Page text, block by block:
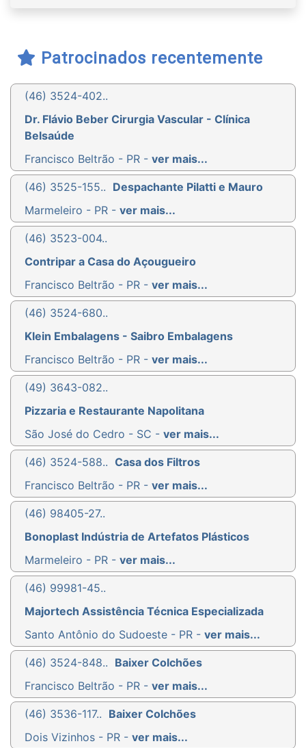
Patrocinados recentemente
(46) 3524-402..
Dr. Flávio Beber Cirurgia Vascular - Clínica
Belsaúde
Francisco Beltrão - PR - ver mais...
(46) 3525-155.. Despachante Pilatti e Mauro
Marmeleiro - PR - ver mais...
(46) 3523-004..
Contripar a Casa do Açougueiro
Francisco Beltrão - PR - ver mais...
(46) 3524-680..
Klein Embalagens - Saibro Embalagens
Francisco Beltrão - PR - ver mais...
(49) 3643-082..
Pizzaria e Restaurante Napolitana
São José do Cedro - SC - ver mais...
(46) 3524-588.. Casa dos Filtros
Francisco Beltrão - PR - ver mais...
(46) 98405-27..
Bonoplast Indústria de Artefatos Plásticos
Marmeleiro - PR - ver mais...
(46) 99981-45..
Majortech Assistência Técnica Especializada
Santo Antônio do Sudoeste - PR - ver mais...
(46) 3524-848.. Baixer Colchões
Francisco Beltrão - PR - ver mais...
(46) 3536-117.. Baixer Colchões
Dois Vizinhos - PR - ver mais...